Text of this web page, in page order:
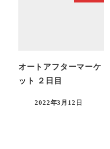
オートアフターマーケ
ット ２日目
投稿日
2022年3月12日